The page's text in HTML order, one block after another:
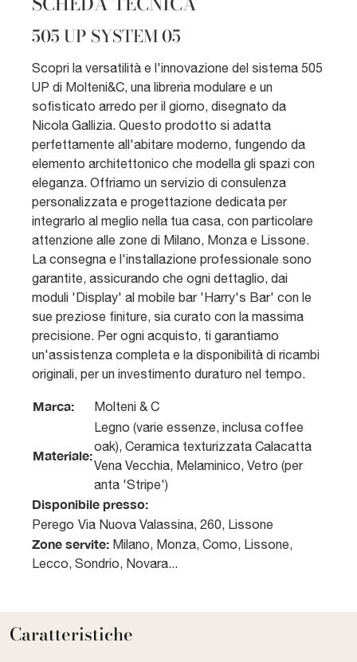
505 UP SYSTEM 05
Scopri la versatilità e l'innovazione del sistema 505
UP di Molteni&C, una libreria modulare e un
sofisticato arredo per il giorno, disegnato da
Nicola Gallizia. Questo prodotto si adatta
perfettamente all'abitare moderno, fungendo da
elemento architettonico che modella gli spazi con
eleganza. Offriamo un servizio di consulenza
personalizzata e progettazione dedicata per
integrarlo al meglio nella tua casa, con particolare
attenzione alle zone di Milano, Monza e Lissone.
La consegna e l'installazione professionale sono
garantite, assicurando che ogni dettaglio, dai
moduli 'Display' al mobile bar 'Harry's Bar' con le
sue preziose finiture, sia curato con la massima
precisione. Per ogni acquisto, ti garantiamo
un'assistenza completa e la disponibilità di ricambi
originali, per un investimento duraturo nel tempo.
Marca: Molteni & C
Materiale:
Legno (varie essenze, inclusa coffee
oak), Ceramica texturizzata Calacatta
Vena Vecchia, Melaminico, Vetro (per
anta 'Stripe')
Disponibile presso:
Perego Via Nuova Valassina, 260, Lissone
Zone servite: Milano, Monza, Como, Lissone,
Lecco, Sondrio, Novara...
Caratteristiche